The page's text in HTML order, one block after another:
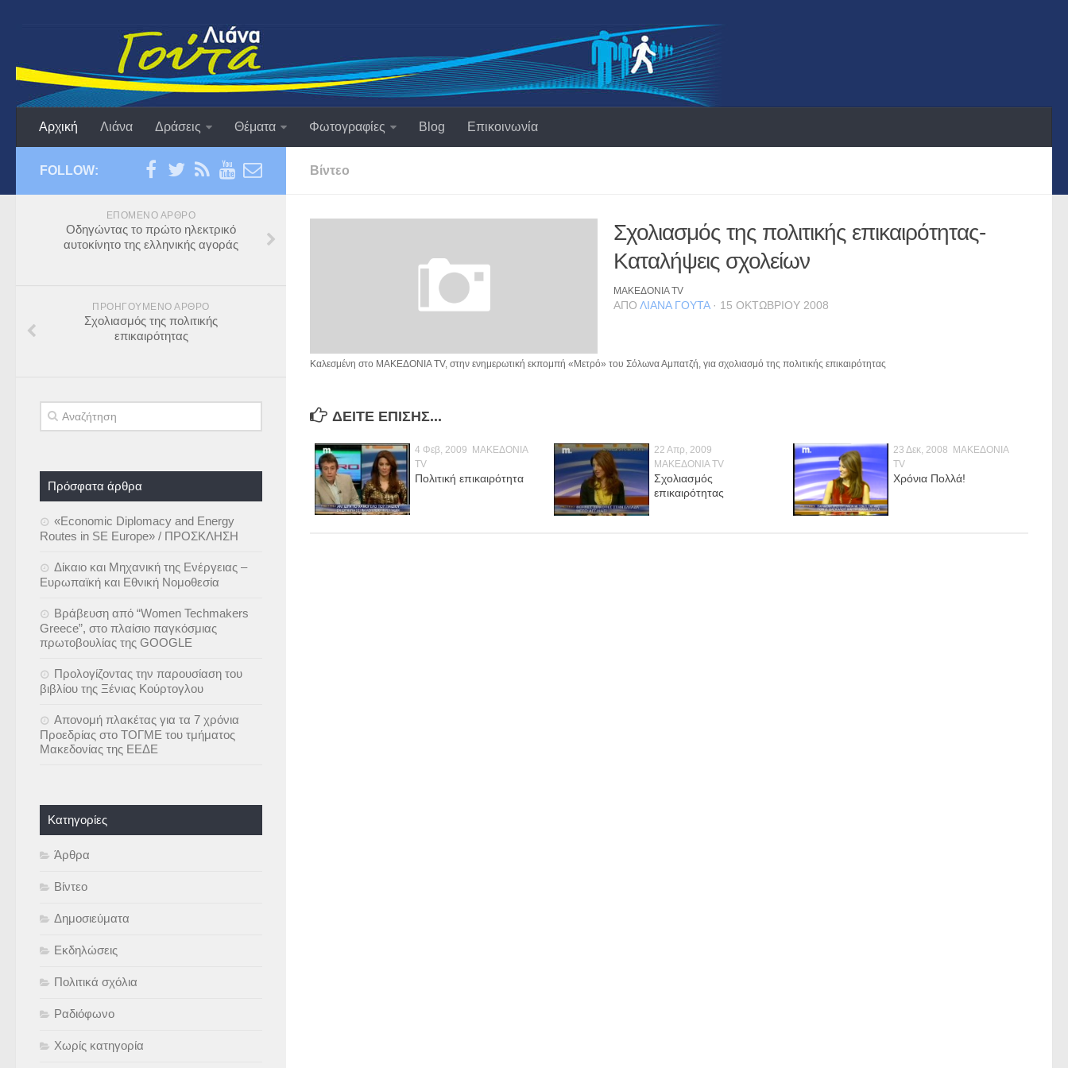
Αρχική Λιάνα Δράσεις Θέματα Φωτογραφίες Blog Επικοινωνία
Βίντεο
Σχολιασμός της πολιτικής επικαιρότητας-
Καταλήψεις σχολείων
MAKEΔΟΝΙΑ TV
ΑΠΌ ΛΙΆΝΑ ΓΟΎΤΑ· 15 ΟΚΤΩΒΡΊΟΥ 2008
Καλεσμένη στο ΜΑΚΕΔΟΝΙΑ TV, στην ενημερωτική εκπομπή «Μετρό» του Σόλωνα Αμπατζή, για σχολιασμό της πολιτικής επικαιρότητας
ΔΕΊΤΕ ΕΠΊΣΗΣ...
4 Φεβ, 2009
ΜΑΚΕΔΟΝΙΑ
TV
Πολιτική επικαιρότητα
22 Απρ, 2009
ΜΑΚΕΔΟΝΙΑ TV
Σχολιασμός
επικαιρότητας
23 Δεκ, 2008
ΜΑΚΕΔΟΝΙΑ
TV
Χρόνια Πολλά!
FOLLOW:
ΕΠΌΜΕΝΟ ΆΡΘΡΟ
Οδηγώντας το πρώτο ηλεκτρικό
αυτοκίνητο της ελληνικής αγοράς
ΠΡΟΗΓΟΎΜΕΝΟ ΆΡΘΡΟ
Σχολιασμός της πολιτικής
επικαιρότητας
Πρόσφατα άρθρα
«Economic Diplomacy and Energy
Routes in SE Europe» / ΠΡΟΣΚΛΗΣΗ
Δίκαιο και Μηχανική της Ενέργειας –
Ευρωπαϊκή και Εθνική Νομοθεσία
Βράβευση από “Women Techmakers
Greece”, στο πλαίσιο παγκόσμιας
πρωτοβουλίας της GOOGLE
Προλογίζοντας την παρουσίαση του
βιβλίου της Ξένιας Κούρτογλου
Απονομή πλακέτας για τα 7 χρόνια
Προεδρίας στο ΤΟΓΜΕ του τμήματος
Μακεδονίας της ΕΕΔΕ
Kατηγορίες
Άρθρα
Βίντεο
Δημοσιεύματα
Εκδηλώσεις
Πολιτικά σχόλια
Ραδιόφωνο
Χωρίς κατηγορία